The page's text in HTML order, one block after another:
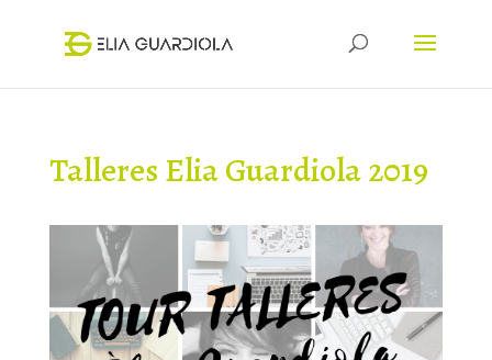
Talleres Elia Guardiola 2019